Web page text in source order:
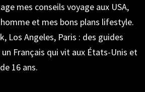
mes conseils voyage aux USA,
et mes bons plans lifestyle.
Los Angeles, Paris : des guides
Français qui vit aux États-Unis et
16 ans.